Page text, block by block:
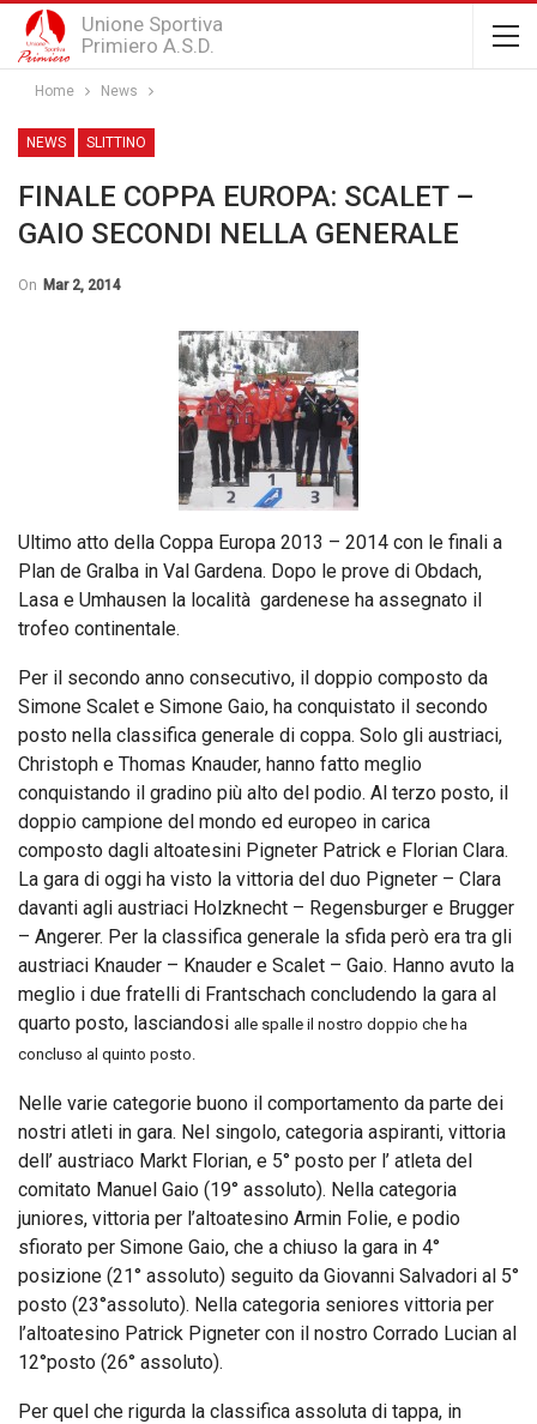
Unione Sportiva
Primiero A.S.D.
Home News
NEWS SLITTINO
FINALE COPPA EUROPA: SCALET –
GAIO SECONDI NELLA GENERALE
On Mar 2, 2014
Ultimo atto della Coppa Europa 2013 – 2014 con le finali a
Plan de Gralba in Val Gardena. Dopo le prove di Obdach,
Lasa e Umhausen la località gardenese ha assegnato il
trofeo continentale.
Per il secondo anno consecutivo, il doppio composto da
Simone Scalet e Simone Gaio, ha conquistato il secondo
posto nella classifica generale di coppa. Solo gli austriaci,
Christoph e Thomas Knauder, hanno fatto meglio
conquistando il gradino più alto del podio. Al terzo posto, il
doppio campione del mondo ed europeo in carica
composto dagli altoatesini Pigneter Patrick e Florian Clara.
La gara di oggi ha visto la vittoria del duo Pigneter – Clara
davanti agli austriaci Holzknecht – Regensburger e Brugger
– Angerer. Per la classifica generale la sfida però era tra gli
austriaci Knauder – Knauder e Scalet – Gaio. Hanno avuto la
meglio i due fratelli di Frantschach concludendo la gara al
quarto posto, lasciandosi alle spalle il nostro doppio che ha
concluso al quinto posto.
Nelle varie categorie buono il comportamento da parte dei
nostri atleti in gara. Nel singolo, categoria aspiranti, vittoria
dell’ austriaco Markt Florian, e 5° posto per l’ atleta del
comitato Manuel Gaio (19° assoluto). Nella categoria
juniores, vittoria per l’altoatesino Armin Folie, e podio
sfiorato per Simone Gaio, che a chiuso la gara in 4°
posizione (21° assoluto) seguito da Giovanni Salvadori al 5°
posto (23°assoluto). Nella categoria seniores vittoria per
l’altoatesino Patrick Pigneter con il nostro Corrado Lucian al
12°posto (26° assoluto).
Per quel che rigurda la classifica assoluta di tappa, in